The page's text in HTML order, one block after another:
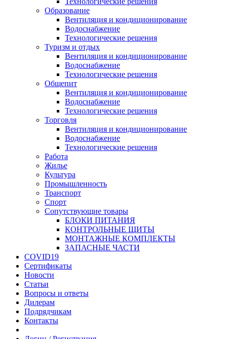
Образование
Вентиляция и кондиционирование
Водоснабжение
Технологические решения
Туризм и отдых
Вентиляция и кондиционирование
Водоснабжение
Технологические решения
Общепит
Вентиляция и кондиционирование
Водоснабжение
Технологические решения
Торговля
Вентиляция и кондиционирование
Водоснабжение
Технологические решения
Работа
Жилье
Культура
Промышленность
Транспорт
Спорт
Сопутствующие товары
БЛОКИ ПИТАНИЯ
КОНТРОЛЬНЫЕ ЩИТЫ
МОНТАЖНЫЕ КОМПЛЕКТЫ
ЗАПАСНЫЕ ЧАСТИ
COVID19
Сертификаты
Новости
Статьи
Вопросы и ответы
Дилерам
Подрядчикам
Контакты